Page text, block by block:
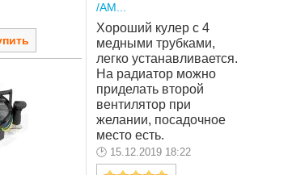
/AM...
Хороший кулер с 4
медными трубками,
легко устанавливается.
На радиатор можно
приделать второй
вентилятор при
желании, посадочное
место есть.
15.12.2019 18:22